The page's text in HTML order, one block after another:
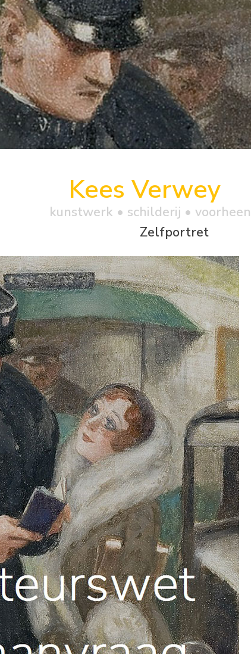
Kees Verwey
kunstwerk • schilderij •
Zelfportret